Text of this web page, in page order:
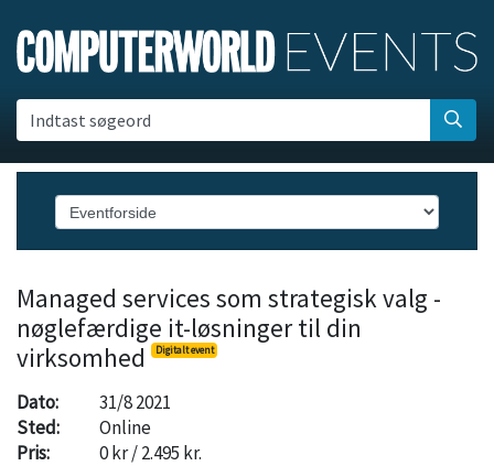
Indtast søgeord
Managed services som strategisk valg -
nøglefærdige it-løsninger til din
virksomhed
Digitalt event
Dato:
31/8 2021
Sted:
Online
Pris:
0 kr / 2.495 kr.